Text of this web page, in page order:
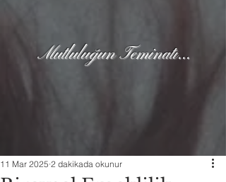
Mutluluğun Teminatı...
11 Mar 2025 2 dakikada okunur